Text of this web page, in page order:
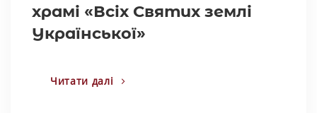
храмі «Всіх Святих землі
Української»
Читати далі